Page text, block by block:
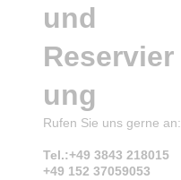
und
Reservier
ung
Rufen Sie uns gerne an:
Tel.:+49 3843 218015
+49 152 37059053